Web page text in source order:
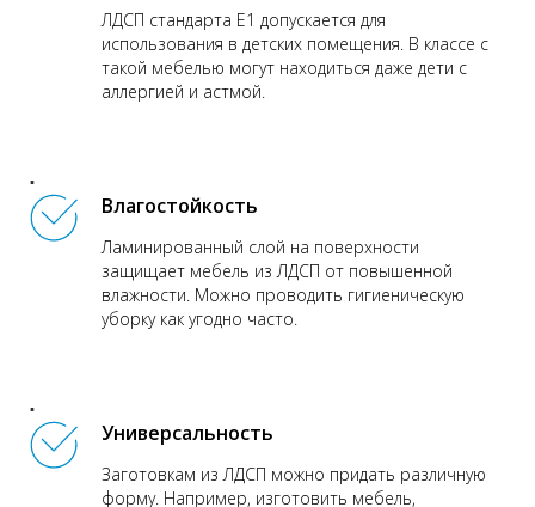
ЛДСП стандарта Е1 допускается для
использования в детских помещения. В классе с
такой мебелью могут находиться даже дети с
аллергией и астмой.
Влагостойкость
Ламинированный слой на поверхности
защищает мебель из ЛДСП от повышенной
влажности. Можно проводить гигиеническую
уборку как угодно часто.
Универсальность
Заготовкам из ЛДСП можно придать различную
форму. Например, изготовить мебель,